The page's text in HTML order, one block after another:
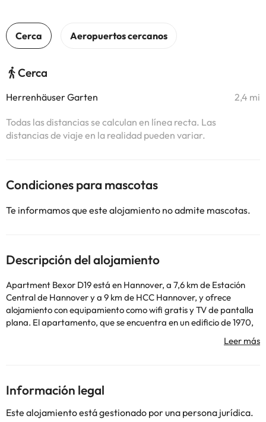
Cerca
Herrenhäuser Garten 2,4 mi
Todas las distancias se calculan en línea recta. Las
distancias de viaje en la realidad pueden variar.
Condiciones para mascotas
Te informamos que este alojamiento no admite mascotas.
Descripción del alojamiento
Apartment Bexor D19 está en Hannover, a 7,6 km de Estación
Central de Hannover y a 9 km de HCC Hannover, y ofrece
alojamiento con equipamiento como wifi gratis y TV de pantalla
plana. El apartamento, que se encuentra en un edificio de 1970,
está a 11 km de Lago Maschsee y a 16 km de Estadio TUI Arena. El
apartamento tiene 1 dormitorio, una cocina con nevera y
Hannover Messe está a 17 km del alojamiento, y Expo Plaza de
Hannover está a 17 km. El aeropuerto (Aeropuerto de Hannover)
está a 5 km.
Información legal
Este alojamiento está gestionado por una persona jurídica.